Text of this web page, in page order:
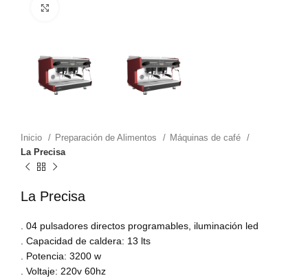
Inicio Preparación de Alimentos
Máquinas de café
La Precisa
La Precisa
. 04 pulsadores directos programables, iluminación led
. Capacidad de caldera: 13 lts
. Potencia: 3200 w
. Voltaje: 220v 60hz